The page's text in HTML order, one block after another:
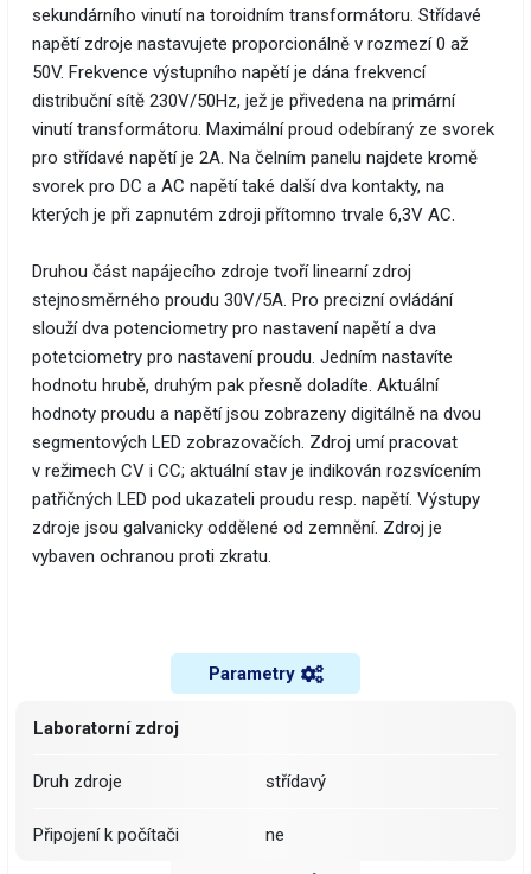
sekundárního vinutí na toroidním transformátoru. Střídavé
napětí zdroje nastavujete proporcionálně v rozmezí 0 až
50V. Frekvence výstupního napětí je dána frekvencí
distribuční sítě 230V/50Hz, jež je přivedena na primární
vinutí transformátoru. Maximální proud odebíraný ze svorek
pro střídavé napětí je 2A. Na čelním panelu najdete kromě
svorek pro DC a AC napětí také další dva kontakty, na
kterých je při zapnutém zdroji přítomno trvale 6,3V AC.
Druhou část napájecího zdroje tvoří linearní zdroj
stejnosměrného proudu 30V/5A. Pro precizní ovládání
slouží dva potenciometry pro nastavení napětí a dva
potetciometry pro nastavení proudu. Jedním nastavíte
hodnotu hrubě, druhým pak přesně doladíte. Aktuální
hodnoty proudu a napětí jsou zobrazeny digitálně na dvou
segmentových LED zobrazovačích. Zdroj umí pracovat
v režimech CV i CC; aktuální stav je indikován rozsvícením
patřičných LED pod ukazateli proudu resp. napětí. Výstupy
zdroje jsou galvanicky oddělené od zemnění. Zdroj je
vybaven ochranou proti zkratu.
Parametry
Laboratorní zdroj
Druh zdroje střídavý
Připojení k počítači ne